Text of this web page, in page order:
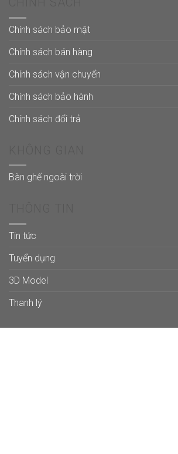
Chính sách bảo mật
Chính sách bán hàng
Chính sách vận chuyển
Chính sách bảo hành
Chính sách đổi trả
Bàn ghế ngoài trời
Tin tức
Tuyển dụng
3D Model
Thanh lý